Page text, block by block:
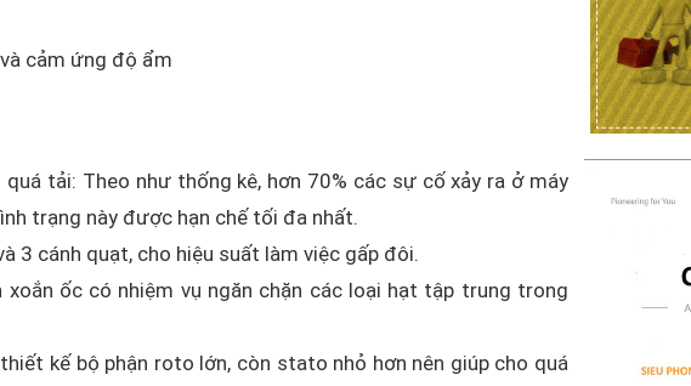
cảm ứng độ ẩm
tải: Theo như thống kê, hơn 70% các sự cố xảy ra ở máy
trạng này được hạn chế tối đa nhất.
3 cánh quạt, cho hiệu suất làm việc gấp đôi.
ốc có nhiệm vụ ngăn chặn các loại hạt tập trung trong
kế bộ phận roto lớn, còn stato nhỏ hơn nên giúp cho quá